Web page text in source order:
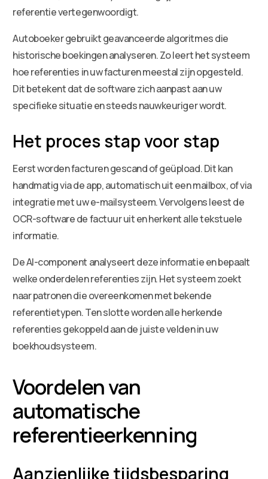
referentie vertegenwoordigt.
Autoboeker gebruikt geavanceerde algoritmes die
historische boekingen analyseren. Zo leert het systeem
hoe referenties in uw facturen meestal zijn opgesteld.
Dit betekent dat de software zich aanpast aan uw
specifieke situatie en steeds nauwkeuriger wordt.
Het proces stap voor stap
Eerst worden facturen gescand of geüpload. Dit kan
handmatig via de app, automatisch uit een mailbox, of via
integratie met uw e-mailsysteem. Vervolgens leest de
OCR-software de factuur uit en herkent alle tekstuele
informatie.
De AI-component analyseert deze informatie en bepaalt
welke onderdelen referenties zijn. Het systeem zoekt
naar patronen die overeenkomen met bekende
referentietypen. Ten slotte worden alle herkende
referenties gekoppeld aan de juiste velden in uw
boekhoudsysteem.
Voordelen van
automatische
referentieerkenning
Aanzienlijke tijdsbesparing